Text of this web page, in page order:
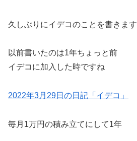
久しぶりにイデコのことを書きます
以前書いたのは1年ちょっと前
イデコに加入した時ですね
2022年3月29日の日記「イデコ」
毎月1万円の積み立てにして1年